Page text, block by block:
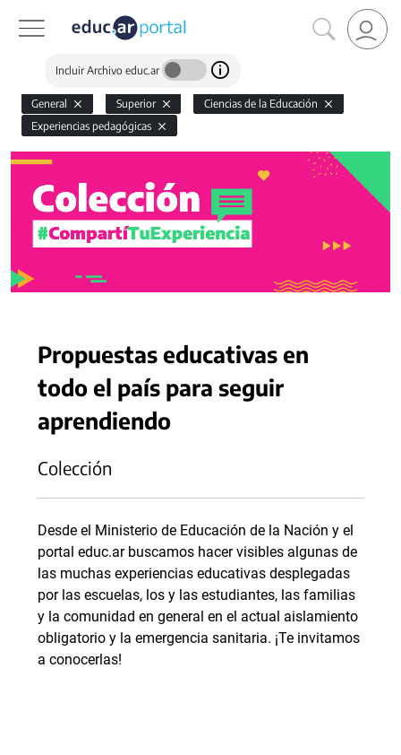
Incluir Archivo educ.ar
General Superior
Ciencias de la Educación
Experiencias pedagógicas
Propuestas educativas en
todo el país para seguir
aprendiendo
Colección
Desde el Ministerio de Educación de la Nación y el
portal educ.ar buscamos hacer visibles algunas de
las muchas experiencias educativas desplegadas
por las escuelas, los y las estudiantes, las familias
y la comunidad en general en el actual aislamiento
obligatorio y la emergencia sanitaria. ¡Te invitamos
a conocerlas!